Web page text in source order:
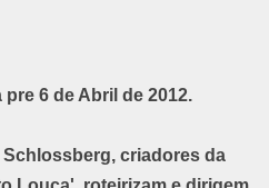
pre 6 de Abril de 2012.
criadores da